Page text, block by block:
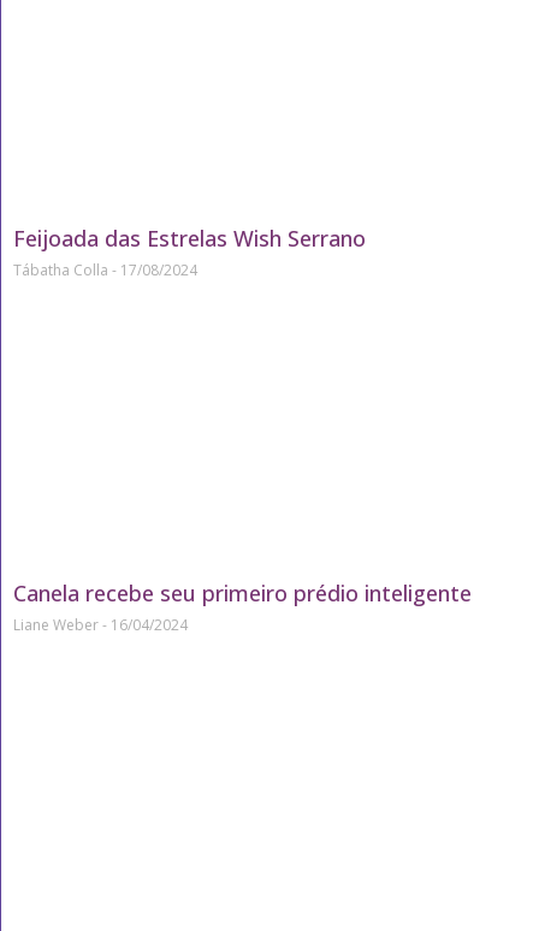
Feijoada das Estrelas Wish Serrano
Tábatha Colla 17/08/2024
Canela recebe seu primeiro prédio inteligente
Liane Weber 16/04/2024